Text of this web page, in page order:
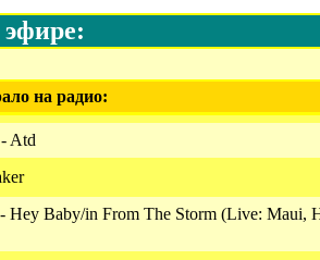
на радио:
Atd
Hey Baby/in From The Storm (Live: Maui,